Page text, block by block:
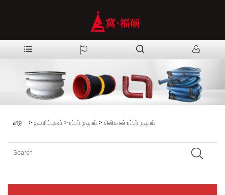
வீடு > தயாரிப்புகள் > ரப்பர் குழாய் > சிலிகான் ரப்பர் குழாய்